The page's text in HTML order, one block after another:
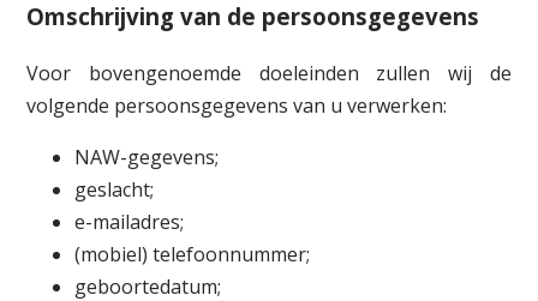
Omschrijving van de persoonsgegevens
Voor bovengenoemde doeleinden zullen wij de
volgende persoonsgegevens van u verwerken:
NAW-gegevens;
geslacht;
e-mailadres;
(mobiel) telefoonnummer;
geboortedatum;